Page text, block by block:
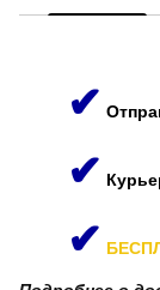
✔
✔
✔